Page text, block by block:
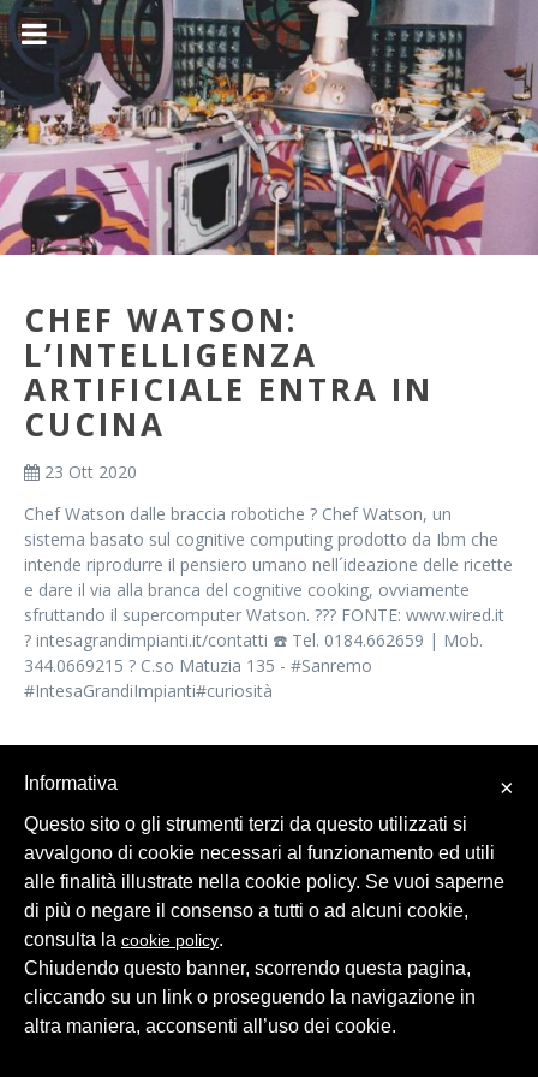
CHEF WATSON:
L’INTELLIGENZA
ARTIFICIALE ENTRA IN
CUCINA
23 Ott 2020
Chef Watson dalle braccia robotiche ? Chef Watson, un
sistema basato sul cognitive computing prodotto da Ibm che
intende riprodurre il pensiero umano nell´ideazione delle ricette
e dare il via alla branca del cognitive cooking, ovviamente
sfruttando il supercomputer Watson. ??‍? FONTE: www.wired.it
? intesagrandimpianti.it/contatti ☎️ Tel. 0184.662659 | Mob.
344.0669215 ? C.so Matuzia 135 - #Sanremo
#IntesaGrandiImpianti#curiosità
SHARE
© 2026 Intesa Grandi Impianti Srl Dati Personali
×
Informativa
Questo sito o gli strumenti terzi da questo utilizzati si
avvalgono di cookie necessari al funzionamento ed utili
alle finalità illustrate nella cookie policy. Se vuoi saperne
di più o negare il consenso a tutti o ad alcuni cookie,
consulta la cookie policy.
Chiudendo questo banner, scorrendo questa pagina,
cliccando su un link o proseguendo la navigazione in
altra maniera, acconsenti all’uso dei cookie.